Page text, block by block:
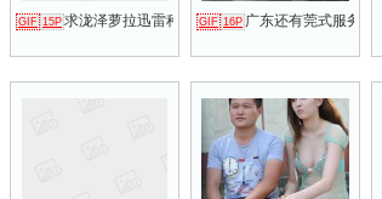
姨妈泷泽萝拉迅雷种子
GIF 15P 求泷泽萝拉迅雷种子动态邪恶GIF：高清美女图
GIF 16P 广东还有莞式服务